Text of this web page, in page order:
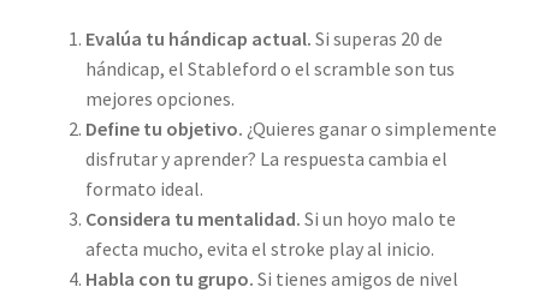
Evalúa tu hándicap actual. Si superas 20 de
hándicap, el Stableford o el scramble son tus
mejores opciones.
Define tu objetivo. ¿Quieres ganar o simplemente
disfrutar y aprender? La respuesta cambia el
formato ideal.
Considera tu mentalidad. Si un hoyo malo te
afecta mucho, evita el stroke play al inicio.
Habla con tu grupo. Si tienes amigos de nivel